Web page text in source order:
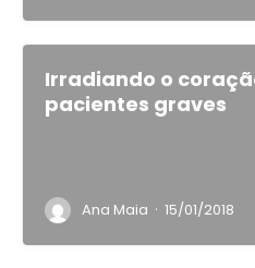
Irradiando o
pacientes graves
Ana Maia · 15/01/2018